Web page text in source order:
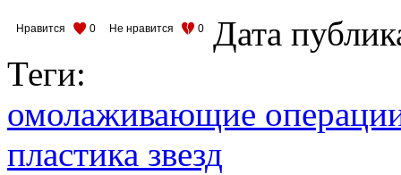
Нравится 0 Не нравится 0
Дата
Теги:
омолаживающие
пластика звезд